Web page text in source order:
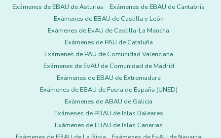
Exámenes de EBAU de Asturias
Exámenes de EBAU de Cantabria
Exámenes de EBAU de Castilla y León
Exámenes de EvAU de Castilla-La Mancha
Exámenes de PAU de Cataluña
Exámenes de PAU de Comunidad Valenciana
Exámenes de EvAU de Comunidad de Madrid
Exámenes de EBAU de Extremadura
Exámenes de EBAU de Fuera de España (UNED)
Exámenes de ABAU de Galicia
Exámenes de PBAU de Islas Baleares
Exámenes de EBAU de Islas Canarias